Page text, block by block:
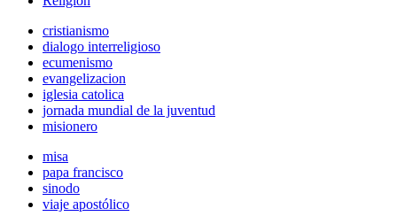
cristianismo
dialogo interreligioso
ecumenismo
evangelizacion
iglesia catolica
jornada mundial de la juventud
misionero
misa
papa francisco
sinodo
viaje apostólico